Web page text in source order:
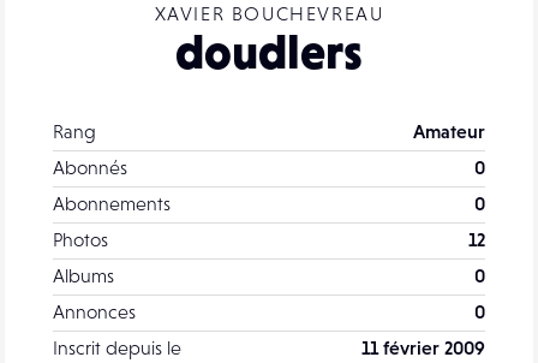
XAVIER BOUCHEVREAU
doudlers
Rang
Amateur
Abonnés
0
Abonnements
0
Photos
12
Albums
0
Annonces
0
Inscrit depuis le
11 février 2009